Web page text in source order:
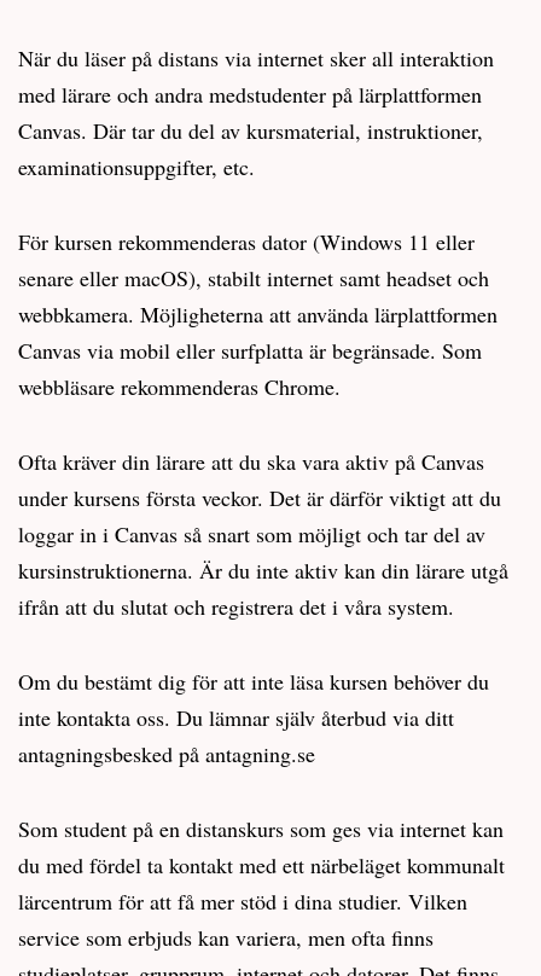
När du läser på distans via internet sker all interaktion
med lärare och andra medstudenter på lärplattformen
Canvas. Där tar du del av kursmaterial, instruktioner,
examinationsuppgifter, etc.
För kursen rekommenderas dator (Windows 11 eller
senare eller macOS), stabilt internet samt headset och
webbkamera. Möjligheterna att använda lärplattformen
Canvas via mobil eller surfplatta är begränsade. Som
webbläsare rekommenderas Chrome.
Ofta kräver din lärare att du ska vara aktiv på Canvas
under kursens första veckor. Det är därför viktigt att du
loggar in i Canvas så snart som möjligt och tar del av
kursinstruktionerna. Är du inte aktiv kan din lärare utgå
ifrån att du slutat och registrera det i våra system.
Om du bestämt dig för att inte läsa kursen behöver du
inte kontakta oss. Du lämnar själv återbud via ditt
antagningsbesked på antagning.se
Som student på en distanskurs som ges via internet kan
du med fördel ta kontakt med ett närbeläget kommunalt
lärcentrum för att få mer stöd i dina studier. Vilken
service som erbjuds kan variera, men ofta finns